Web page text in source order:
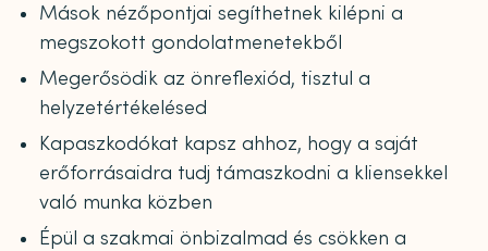
Mások nézőpontjai segíthetnek kilépni a
megszokott gondolatmenetekből
Megerősödik az önreflexiód, tisztul a
helyzetértékelésed
Kapaszkodókat kapsz ahhoz, hogy a saját
erőforrásaidra tudj támaszkodni a kliensekkel
való munka közben
Épül a szakmai önbizalmad és csökken a